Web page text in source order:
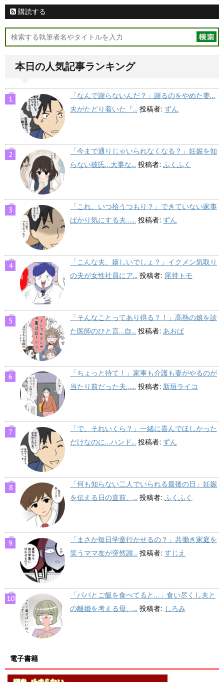
購読する
本日の人気記事ランキング
「なんで謝らないんだ？」謝るのをやめた妻…
夫がたどり着いた『... 投稿者: ずん
「今まで通りじゃいられなくなる？」妊娠を知
らない彼氏…大事な... 投稿者: ふくふく
「これ、いつ拾うつもり？」できていない家事
ばかり気にする夫…... 投稿者: ずん
「こんな夫、嬉しいでしょ？」イクメン気取り
の夫が女性社員にア... 投稿者: 尾持トモ
「そんなことってあり得る？！」高熱の娘を診
た医師のひと言…自... 投稿者: あおば
「ちょっと待て！」家事も介護も妻がやるのが
当たり前だった夫…... 投稿者: 新垣ライコ
「で、それいくら？」一緒に喜んでほしかった
だけなのに…ハンド... 投稿者: ずん
「何も知らない二人でいられる最後の日」妊娠
を伝える日の直前、... 投稿者: ふくふく
「まさか毎日学童行かせるの？」共働き家庭を
笑うママ友が突然謝... 投稿者: すじえ
「パパとご飯を食べてると…」食い尽くし夫と
の離婚を考える母、... 投稿者: しろみ
電子書籍